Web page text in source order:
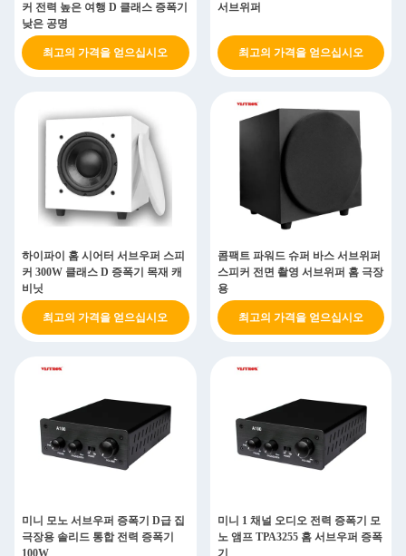
커 전력 높은 여행 D 클래스 증폭기
낮은 공명
최고의 가격을 얻으십시오
서브위퍼
최고의 가격을 얻으십시오
하이파이 홈 시어터 서브우퍼 스피
커 300W 클래스 D 증폭기 목재 캐
비닛
최고의 가격을 얻으십시오
콤팩트 파워드 슈퍼 바스 서브위퍼
스피커 전면 촬영 서브위퍼 홈 극장
용
최고의 가격을 얻으십시오
미니 모노 서브우퍼 증폭기 D급 집
극장용 솔리드 통합 전력 증폭기
100W
미니 1 채널 오디오 전력 증폭기 모
노 앰프 TPA3255 홈 서브우퍼 증폭
기